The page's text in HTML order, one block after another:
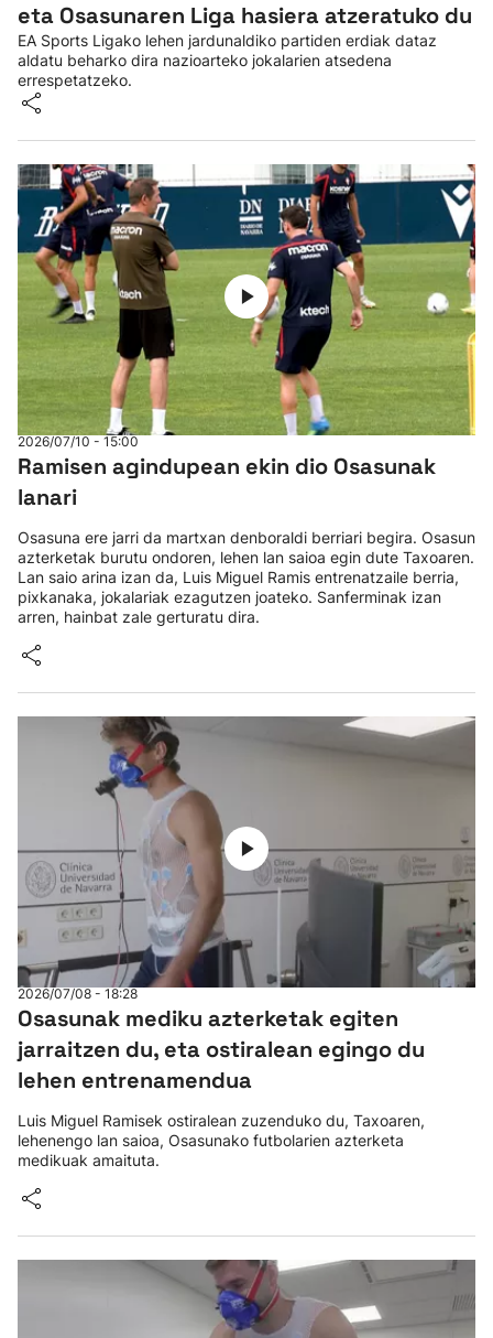
eta Osasunaren Liga hasiera atzeratuko du
EA Sports Ligako lehen jardunaldiko partiden erdiak dataz
aldatu beharko dira nazioarteko jokalarien atsedena
errespetatzeko.
2026/07/10 - 15:00
Ramisen agindupean ekin dio Osasunak
lanari
Osasuna ere jarri da martxan denboraldi berriari begira. Osasun
azterketak burutu ondoren, lehen lan saioa egin dute Taxoaren.
Lan saio arina izan da, Luis Miguel Ramis entrenatzaile berria,
pixkanaka, jokalariak ezagutzen joateko. Sanferminak izan
arren, hainbat zale gerturatu dira.
2026/07/08 - 18:28
Osasunak mediku azterketak egiten
jarraitzen du, eta ostiralean egingo du
lehen entrenamendua
Luis Miguel Ramisek ostiralean zuzenduko du, Taxoaren,
lehenengo lan saioa, Osasunako futbolarien azterketa
medikuak amaituta.